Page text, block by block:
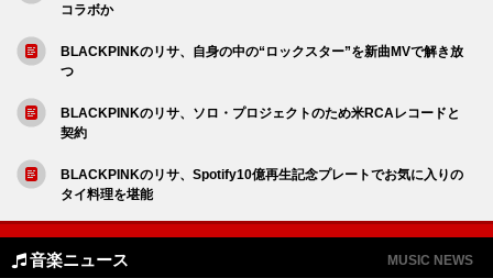
コラボか
BLACKPINKのリサ、自身の中の“ロックスター”を新曲MVで解き放
つ
BLACKPINKのリサ、ソロ・プロジェクトのため米RCAレコードと
契約
BLACKPINKのリサ、Spotify10億再生記念プレートでお気に入りの
タイ料理を堪能
音楽ニュース MUSIC NEWS